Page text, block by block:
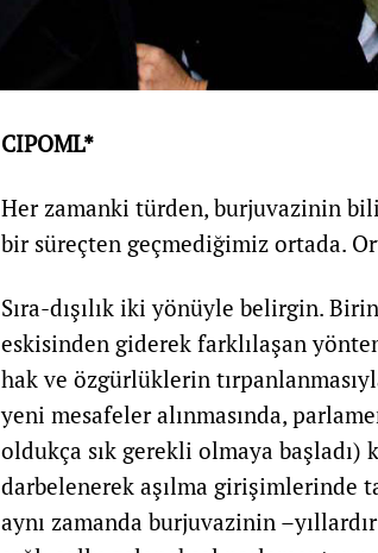
CIPOML*
Her zamanki türden, burjuvazinin
bir süreçten geçmediğimiz ortada.
Sıra-dışılık iki yönüyle belirgin.
eskisinden giderek farklılaşan
hak ve özgürlüklerin
yeni mesafeler alınmasında,
oldukça sık gerekli olmaya
darbelenerek aşılma girişimlerinde
aynı zamanda burjuvazinin